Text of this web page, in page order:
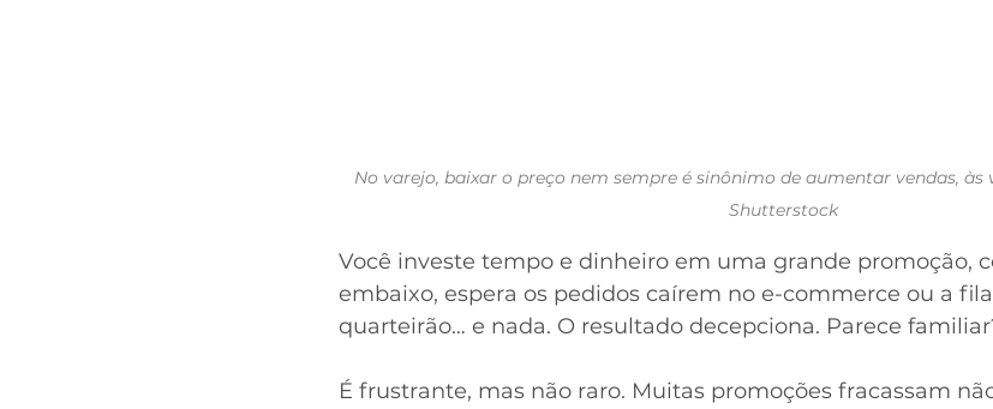
No varejo, baixar o preço nem sempre é sinônimo de aumentar vendas, às
Shutterstock
Você investe tempo e dinheiro em uma grande promoção,
embaixo, espera os pedidos caírem no e-commerce ou a
quarteirão… e nada. O resultado decepciona. Parece
É frustrante, mas não raro. Muitas promoções fracassam